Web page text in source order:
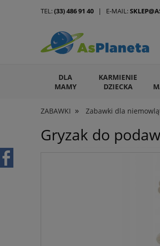
DLA
MAMY
KARMIENIE
DZIECKA
ARTYKUŁY DLA ZWIERZĄT
ZABAWKI » Zabawki dla
TEL:(33) 486 91 40 | E-MAIL:
Gryzak do